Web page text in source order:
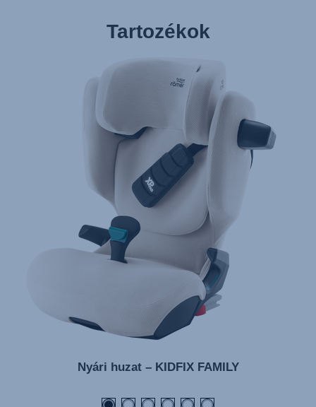
Tartozékok
Nyári huzat – KIDFIX FAMILY